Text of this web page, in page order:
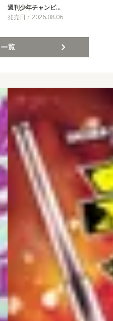
週刊少年チャンピ…
発売日：2026.08.06